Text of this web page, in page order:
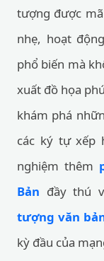
tượng được
nhẹ, hoạt
phổ biến mà
xuất đồ họa
khám phá
các ký tự xếp
nghiệm thêm
Bản đầy thú
tượng văn
kỳ đầu của